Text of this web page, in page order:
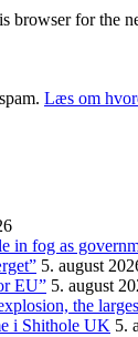
browser for the
Læs om
in fog as
5. august
EU” 5. august
the
i Shithole UK 5.